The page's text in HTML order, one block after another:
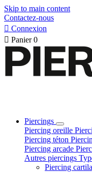
Skip to main content
Contactez-nous
 Connexion
 Panier 0
Piercings
Piercing oreille
Piercing téton
Piercing arcade
Autres piercings
Piercing